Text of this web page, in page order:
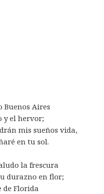
Buenos Aires
y el hervor;
mis sueños vida,
en tu sol.
la frescura
durazno en flor;
de Florida